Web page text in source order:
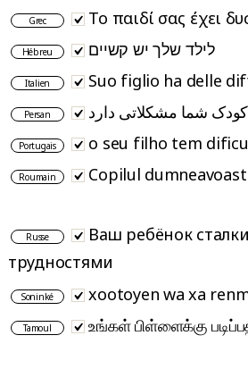
Grec Το παιδί σας έχει
Hébreu לילד שלך יש קשיים
Italien Suo figlio ha delle
Persan
Portugais o seu filho tem
Roumain Copilul
Russe
Ваш ребёнок
трудностями
Soninké xootoyen wa xa
Tamoul உங்கள் பிள்ளைக்கு